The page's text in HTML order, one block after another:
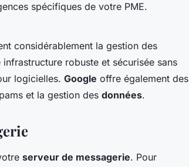
spécifiques de votre PME.
considérablement la gestion des
infrastructure robuste et sécurisée sans
logicielles. Google offre également des
et la gestion des données.
serveur de messagerie. Pour